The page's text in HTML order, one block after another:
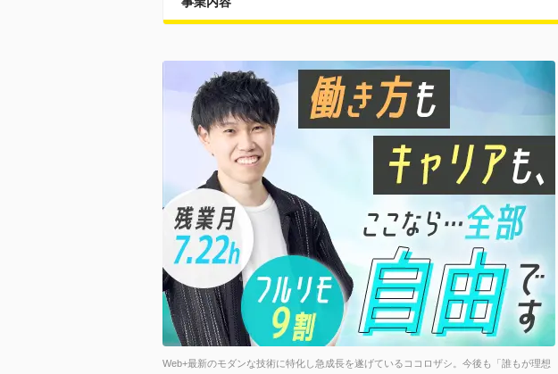
Web+最新のモダンな技術に特化し急成長を遂げているココロザシ。今後も「誰もが理想